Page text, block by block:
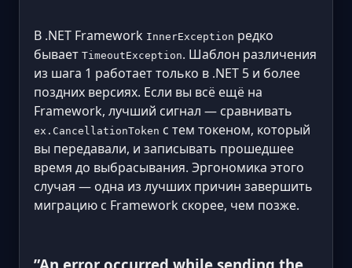
В .NET Framework InnerException редко
бывает TimeoutException. Шаблон различения
из шага 1 работает только в .NET 5 и более
поздних версиях. Если вы всё ещё на
Framework, лучший сигнал — сравнивать
ex.CancellationToken с тем токеном, который
вы передавали, и записывать прошедшее
время до выбрасывания. Эргономика этого
случая — одна из лучших причин завершить
миграцию с Framework скорее, чем позже.